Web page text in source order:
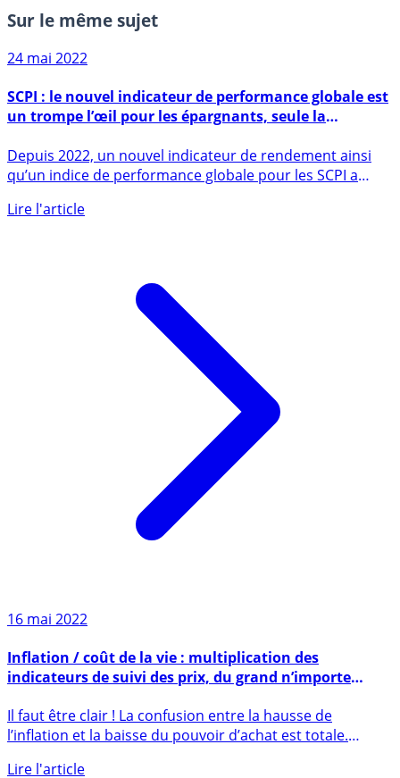
Sur le même sujet
24 mai 2022
un trompe l’œil pour les épargnants, seule la
performance réelle devrait compter !
Depuis 2022, un nouvel indicateur de rendement ainsi
qu’un indice de performance globale pour les SCPI a
16 mai 2022
indicateurs de suivi des prix, du grand n’importe
quoi !
l’inflation et la baisse du pouvoir d’achat est totale.